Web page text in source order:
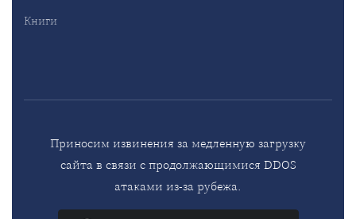
Книги
Приносим извинения за медленную загрузку
сайта в связи с продолжающимися DDOS
атаками из-за рубежа.